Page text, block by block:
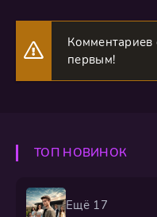
Комментариев
первым!
ТОП НОВИНОК
Ещё 17